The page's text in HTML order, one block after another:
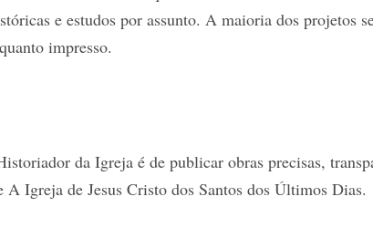
e estudos por assunto. A maioria dos projetos
impresso.
da Igreja é de publicar obras precisas,
A Igreja de Jesus Cristo dos Santos dos Últimos Dias.